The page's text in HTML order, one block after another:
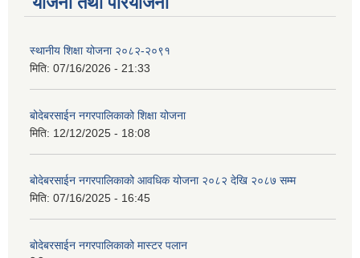
स्थानीय शिक्षा योजना २०८२-२०९१
मिति: 07/16/2026 - 21:33
बोदेबरसाईन नगरपालिकाको शिक्षा योजना
मिति: 12/12/2025 - 18:08
बोदेबरसाईन नगरपालिकाको आवधिक योजना २०८२ देखि २०८७ सम्म
मिति: 07/16/2025 - 16:45
बोदेबरसाईन नगरपालिकाको मास्टर पलान